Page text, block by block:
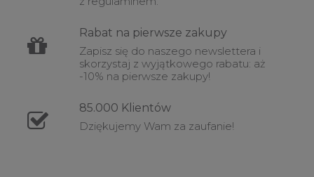
Rabat na pierwsze zakupy
Zapisz się do naszego newslettera i
skorzystaj z wyjątkowego rabatu: aż
-10% na pierwsze zakupy!
85.000 Klientów
Dziękujemy Wam za zaufanie!